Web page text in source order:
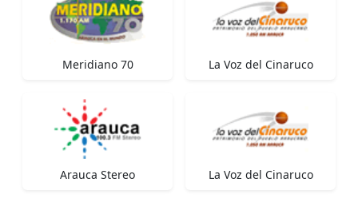
Meridiano 70 La Voz del Cinaruco
Arauca Stereo La Voz del Cinaruco